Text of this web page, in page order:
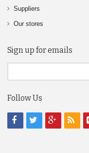
Suppliers
Our stores
Sign up for emails
Follow Us